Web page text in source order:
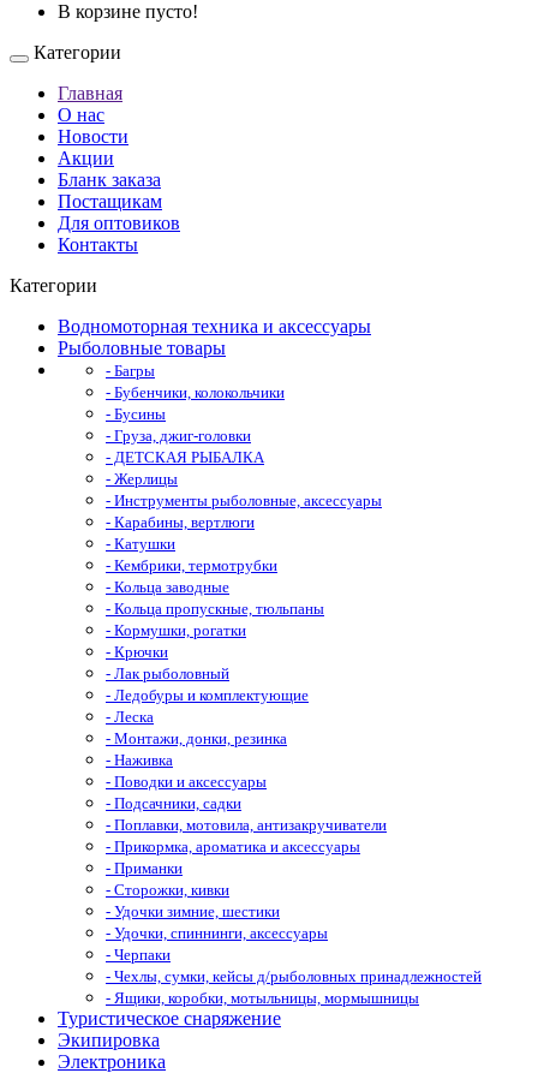
В корзине пусто!
Категории
Главная
О нас
Новости
Акции
Бланк заказа
Постащикам
Для оптовиков
Контакты
Категории
Водномоторная техника и аксессуары
Рыболовные товары
- Багры
- Бубенчики, колокольчики
- Бусины
- Груза, джиг-головки
- ДЕТСКАЯ РЫБАЛКА
- Жерлицы
- Инструменты рыболовные, аксессуары
- Карабины, вертлюги
- Катушки
- Кембрики, термотрубки
- Кольца заводные
- Кольца пропускные, тюльпаны
- Кормушки, рогатки
- Крючки
- Лак рыболовный
- Ледобуры и комплектующие
- Леска
- Монтажи, донки, резинка
- Наживка
- Поводки и аксессуары
- Подсачники, садки
- Поплавки, мотовила, антизакручиватели
- Прикормка, ароматика и аксессуары
- Приманки
- Сторожки, кивки
- Удочки зимние, шестики
- Удочки, спиннинги, аксессуары
- Черпаки
- Чехлы, сумки, кейсы д/рыболовных принадлежностей
- Ящики, коробки, мотыльницы, мормышницы
Туристическое снаряжение
Экипировка
Электроника